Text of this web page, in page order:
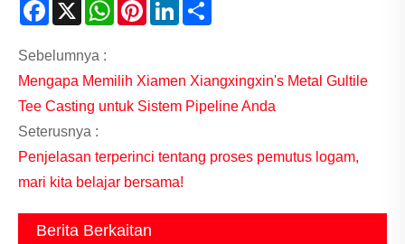
Facebook
X WhatsAppPinterestLinkedIn
Sebelumnya :
Mengapa Memilih Xiamen Xiangxingxin's Metal Gultile
Tee Casting untuk Sistem Pipeline Anda
Seterusnya :
Penjelasan terperinci tentang proses pemutus logam,
mari kita belajar bersama!
Berita Berkaitan